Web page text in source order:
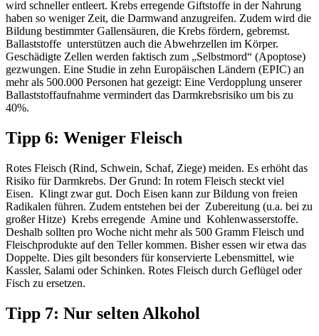
wird schneller entleert. Krebs erregende Giftstoffe in der Nahrung
haben so weniger Zeit, die Darmwand anzugreifen. Zudem wird die
Bildung bestimmter Gallensäuren, die Krebs fördern, gebremst.
Ballaststoffe unterstützen auch die Abwehrzellen im Körper.
Geschädigte Zellen werden faktisch zum „Selbstmord“ (Apoptose)
gezwungen. Eine Studie in zehn Europäischen Ländern (EPIC) an
mehr als 500.000 Personen hat gezeigt: Eine Verdopplung unserer
Ballaststoffaufnahme vermindert das Darmkrebsrisiko um bis zu
40%.
Tipp 6: Weniger Fleisch
Rotes Fleisch (Rind, Schwein, Schaf, Ziege) meiden. Es erhöht das
Risiko für Darmkrebs. Der Grund: In rotem Fleisch steckt viel
Eisen. Klingt zwar gut. Doch Eisen kann zur Bildung von freien
Radikalen führen. Zudem entstehen bei der Zubereitung (u.a. bei zu
großer Hitze) Krebs erregende Amine und Kohlenwasserstoffe.
Deshalb sollten pro Woche nicht mehr als 500 Gramm Fleisch und
Fleischprodukte auf den Teller kommen. Bisher essen wir etwa das
Doppelte. Dies gilt besonders für konservierte Lebensmittel, wie
Kassler, Salami oder Schinken. Rotes Fleisch durch Geflügel oder
Fisch zu ersetzen.
Tipp 7: Nur selten Alkohol